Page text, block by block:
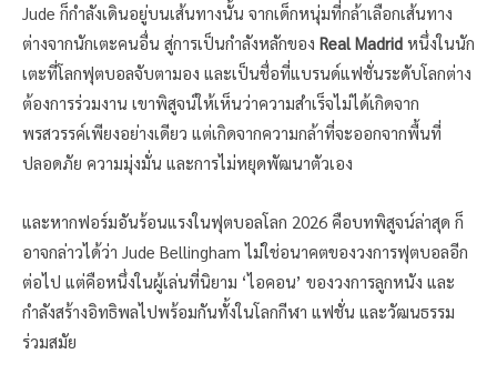
Jude ก็กำลังเดินอยู่บนเส้นทางนั้น จากเด็กหนุ่มที่กล้าเลือกเส้นทาง
ต่างจากนักเตะคนอื่น สู่การเป็นกำลังหลักของ Real Madrid หนึ่งในนัก
เตะที่โลกฟุตบอลจับตามอง และเป็นชื่อที่แบรนด์แฟชั่นระดับโลกต่าง
ต้องการร่วมงาน เขาพิสูจน์ให้เห็นว่าความสำเร็จไม่ได้เกิดจาก
พรสวรรค์เพียงอย่างเดียว แต่เกิดจากความกล้าที่จะออกจากพื้นที่
ปลอดภัย ความมุ่งมั่น และการไม่หยุดพัฒนาตัวเอง
และหากฟอร์มอันร้อนแรงในฟุตบอลโลก 2026 คือบทพิสูจน์ล่าสุด ก็
อาจกล่าวได้ว่า Jude Bellingham ไม่ใช่อนาคตของวงการฟุตบอลอีก
ต่อไป แต่คือหนึ่งในผู้เล่นที่นิยาม ‘ไอคอน’ ของวงการลูกหนัง และ
กำลังสร้างอิทธิพลไปพร้อมกันทั้งในโลกกีฬา แฟชั่น และวัฒนธรรม
ร่วมสมัย